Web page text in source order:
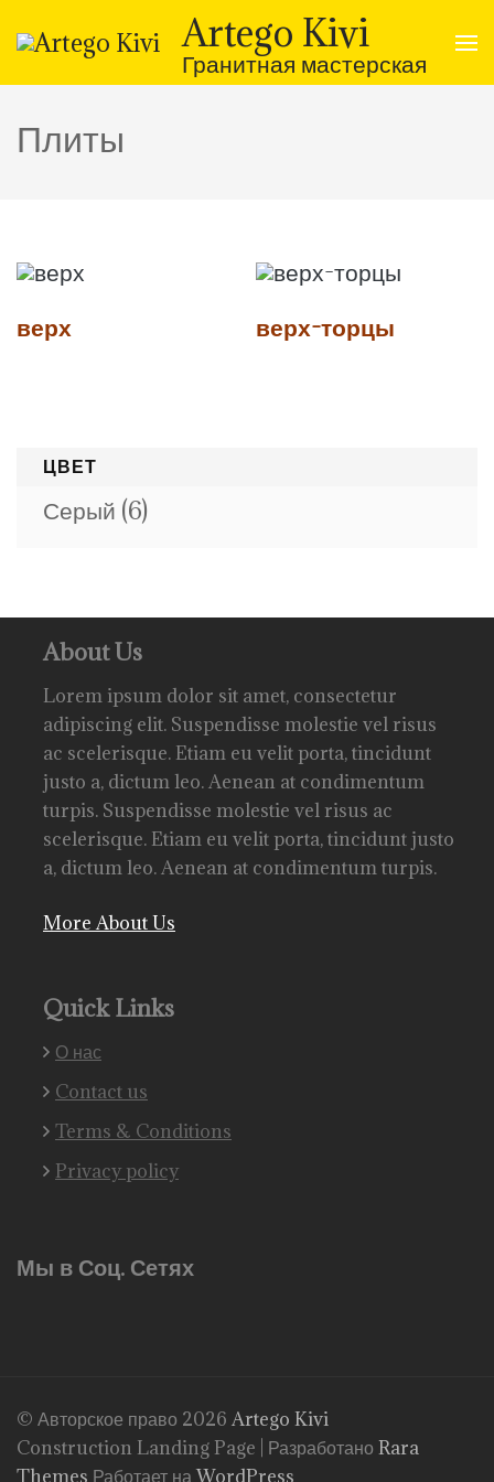
содержимому
(нажмите
Enter)
Artego Kivi
Гранитная мастерская
Плиты
верх верх-торцы
ЦВЕТ
Серый (6)
About Us
Lorem ipsum dolor sit amet, consectetur
adipiscing elit. Suspendisse molestie vel risus
ac scelerisque. Etiam eu velit porta, tincidunt
justo a, dictum leo. Aenean at condimentum
turpis. Suspendisse molestie vel risus ac
scelerisque. Etiam eu velit porta, tincidunt justo
a, dictum leo. Aenean at condimentum turpis.
More About Us
Quick Links
О нас
Contact us
Terms & Conditions
Privacy policy
Мы в Соц. Сетях
© Авторское право 2026 Artego Kivi
Construction Landing Page | Разработано Rara
Themes Работает на WordPress